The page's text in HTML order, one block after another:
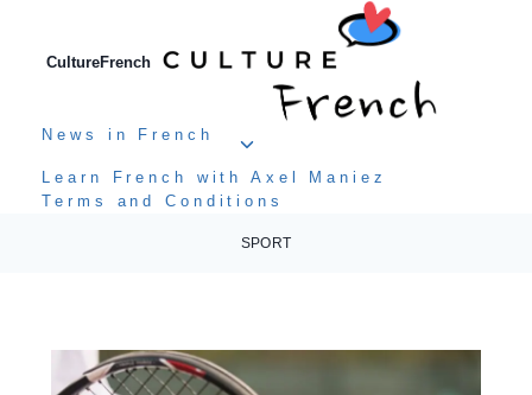
contenuCultureFrench
News in French
Ouvrir/fermer
le
menu
Learn French with Axel Maniez
Terms and Conditions
SPORT